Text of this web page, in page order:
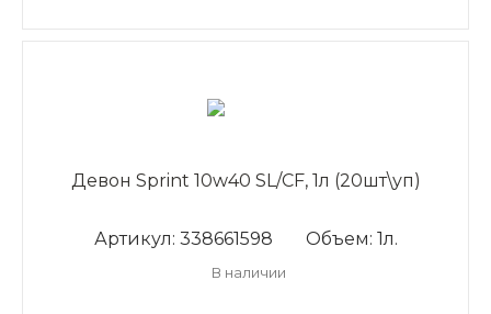
Девон Sprint 10w40 SL/CF, 1л (20шт\уп)
Артикул: 338661598 Объем: 1л.
В наличии